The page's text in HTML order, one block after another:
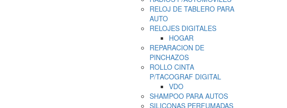
RELOJ DE TABLERO PARA
AUTO
RELOJES DIGITALES
HOGAR
REPARACION DE
PINCHAZOS
ROLLO CINTA
P/TACOGRAF DIGITAL
VDO
SHAMPOO PARA AUTOS
SILICONAS PERFUMADAS